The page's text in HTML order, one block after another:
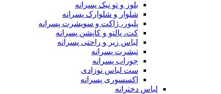
بلوز و تو نیک پسرانه
شلوار و شلوارک پسرانه
پلیور، ژاکت و سویشرت پسرانه
کت، پالتو و کاپشن پسرانه
لباس زیر و راحتی پسرانه
تیشرت پسرانه
جوراب پسرانه
ست لباس نوزادی
اکسسوری پسرانه
لباس دخترانه